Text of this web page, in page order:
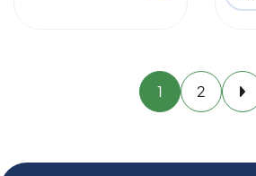
1 2